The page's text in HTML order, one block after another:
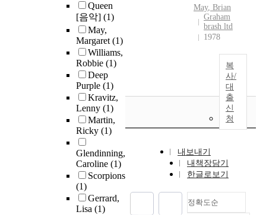
Queen
[음악] (1)
May,
Margaret(1)
Williams,
Robbie (1)
Deep
Purple (1)
Kravitz,
Lenny (1)
Martin,
Ricky (1)
Glendinning,
Caroline (1)
Scorpions
(1)
Gerrard,
Lisa (1)
May, Brian
Graham
brash ltd
1978
복
사/
대
출
신
청
내보내기
내책장담기
한글로보기
정확도순